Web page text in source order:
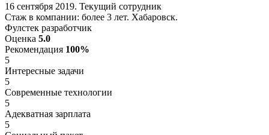
16 сентября 2019. Текущий сотрудник
Стаж в компании: более 3 лет. Хабаровск.
Фулстек разработчик
Оценка 5.0
Рекомендация 100%
5
Интересные задачи
5
Современные технологии
5
Адекватная зарплата
5